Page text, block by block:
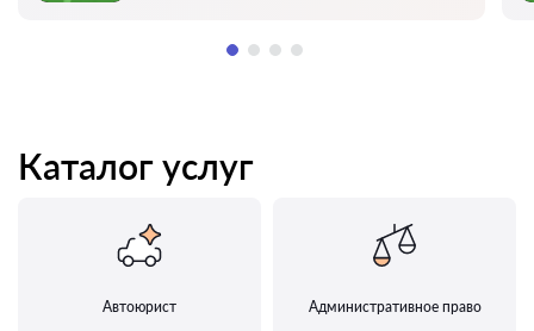
Каталог услуг
Автоюрист Административное право